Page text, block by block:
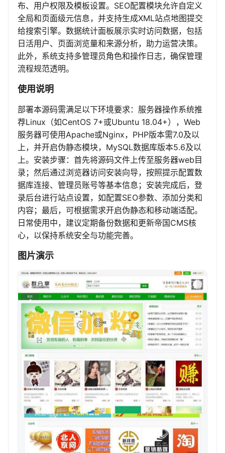
布、用户权限及模板设置。SEO配置模块允许自定义
全局和页面级元信息，并支持生成XML站点地图提交
给搜索引擎。数据统计面板展示实时访问数据，包括
日活用户、页面浏览量和来源分析，助力运营决策。
此外，系统支持多管理员角色和操作日志，确保管理
流程规范透明。
使用说明
部署本源码需满足以下环境要求：服务器操作系统推
荐Linux（如CentOS 7+或Ubuntu 18.04+），Web
服务器可使用Apache或Nginx，PHP版本需7.0及以
上，并开启伪静态模块，MySQL数据库版本5.6及以
上。安装步骤：首先将源码文件上传至服务器web目
录；然后通过浏览器访问安装向导，按照提示配置数
据库连接、管理员账号等基本信息；安装完成后，登
录后台进行站点设置，如配置SEO参数、添加分类和
内容；最后，可根据需求开启伪静态和移动端适配。
日常使用中，建议定期备份数据和更新帝国CMS核
心，以保持系统安全与功能完善。
图片演示